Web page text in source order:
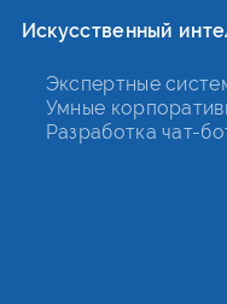
Искусственный
Экспертные
Умные
Разработка чат-